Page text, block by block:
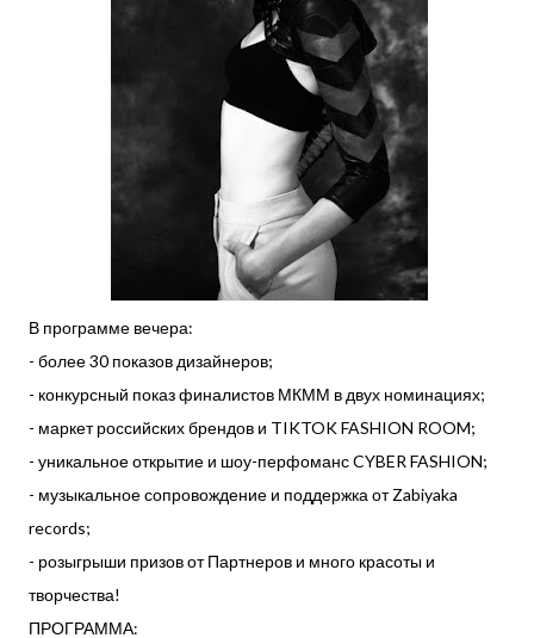
В программе вечера:
- более 30 показов дизайнеров;
- конкурсный показ финалистов МКММ в двух номинациях;
- маркет российских брендов и TIKTOK FASHION ROOM;
- уникальное открытие и шоу-перфоманс CYBER FASHION;
- музыкальное сопровождение и поддержка от Zabiyaka
records;
- розыгрыши призов от Партнеров и много красоты и
творчества!
ПРОГРАММА: